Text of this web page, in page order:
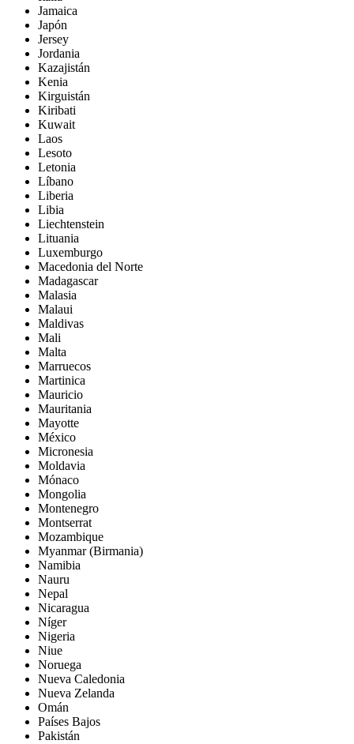
Jamaica
Japón
Jersey
Jordania
Kazajistán
Kenia
Kirguistán
Kiribati
Kuwait
Laos
Lesoto
Letonia
Líbano
Liberia
Libia
Liechtenstein
Lituania
Luxemburgo
Macedonia del Norte
Madagascar
Malasia
Malaui
Maldivas
Mali
Malta
Marruecos
Martinica
Mauricio
Mauritania
Mayotte
México
Micronesia
Moldavia
Mónaco
Mongolia
Montenegro
Montserrat
Mozambique
Myanmar (Birmania)
Namibia
Nauru
Nepal
Nicaragua
Níger
Nigeria
Niue
Noruega
Nueva Caledonia
Nueva Zelanda
Omán
Países Bajos
Pakistán